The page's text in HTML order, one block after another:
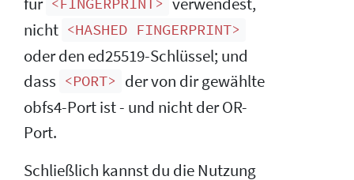
<FINGERPRINT>
nicht <HASHED FINGERPRINT>
oder den ed25519-Schlüssel; und
dass <PORT> der von dir gewählte
obfs4-Port ist - und nicht der OR-
Port.
Schließlich kannst du die Nutzung